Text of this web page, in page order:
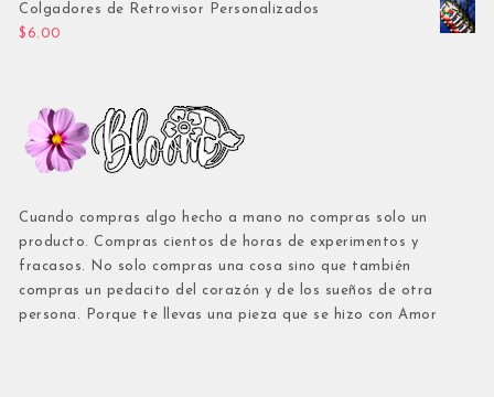
Colgadores de Retrovisor Personalizados
$6.00
Cuando compras algo hecho a mano no compras solo un
producto. Compras cientos de horas de experimentos y
fracasos. No solo compras una cosa sino que también
compras un pedacito del corazón y de los sueños de otra
persona. Porque te llevas una pieza que se hizo con Amor